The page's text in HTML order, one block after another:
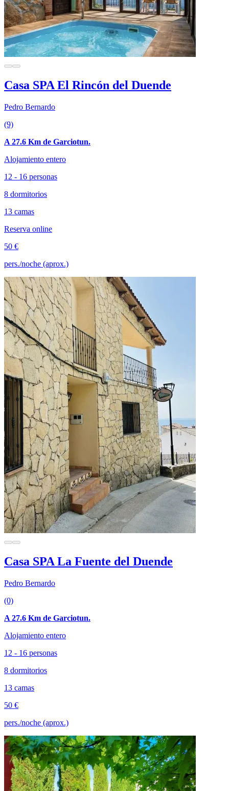
Casa SPA El Rincón del Duende
Pedro Bernardo
(9)
A 27.6 Km de Garciotun.
Alojamiento entero
12 - 16 personas
8 dormitorios
13 camas
Reserva online
50 €
pers./noche (aprox.)
Casa SPA La Fuente del Duende
Pedro Bernardo
(0)
A 27.6 Km de Garciotun.
Alojamiento entero
12 - 16 personas
8 dormitorios
13 camas
50 €
pers./noche (aprox.)